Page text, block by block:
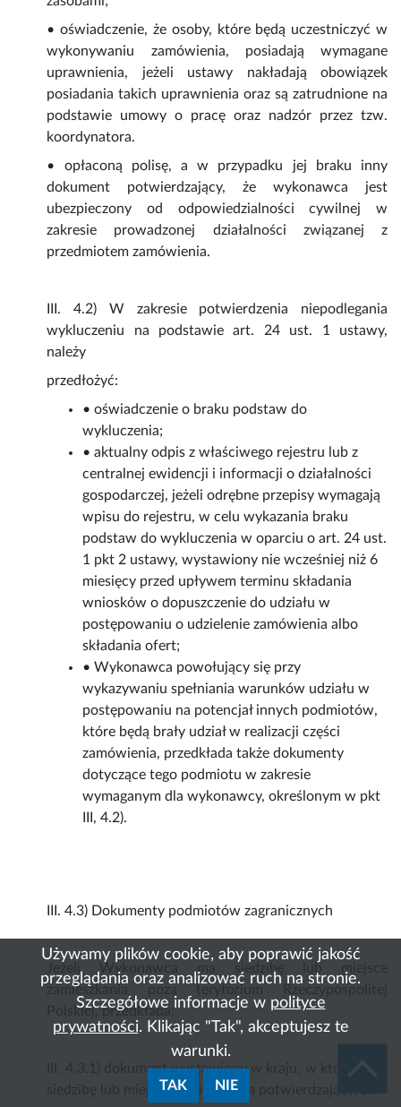
Używamy plików cookie, aby poprawić jakość
przeglądania oraz analizować ruch na stronie.
Szczegółowe informacje w polityce
prywatności. Klikając "Tak", akceptujesz te
warunki.
TAK NIE
• oświadczenie, że osoby, które będą uczestniczyć w
wykonywaniu zamówienia, posiadają wymagane
uprawnienia, jeżeli ustawy nakładają obowiązek
posiadania takich uprawnienia oraz są zatrudnione na
podstawie umowy o pracę oraz nadzór przez tzw.
koordynatora.
• opłaconą polisę, a w przypadku jej braku inny
dokument potwierdzający, że wykonawca jest
ubezpieczony od odpowiedzialności cywilnej w
zakresie prowadzonej działalności związanej z
przedmiotem zamówienia.
III. 4.2) W zakresie potwierdzenia niepodlegania
wykluczeniu na podstawie art. 24 ust. 1 ustawy,
należy
przedłożyć:
• oświadczenie o braku podstaw do
wykluczenia;
• aktualny odpis z właściwego rejestru lub z
centralnej ewidencji i informacji o działalności
gospodarczej, jeżeli odrębne przepisy wymagają
wpisu do rejestru, w celu wykazania braku
podstaw do wykluczenia w oparciu o art. 24 ust.
1 pkt 2 ustawy, wystawiony nie wcześniej niż 6
miesięcy przed upływem terminu składania
wniosków o dopuszczenie do udziału w
postępowaniu o udzielenie zamówienia albo
składania ofert;
• Wykonawca powołujący się przy
wykazywaniu spełniania warunków udziału w
postępowaniu na potencjał innych podmiotów,
które będą brały udział w realizacji części
zamówienia, przedkłada także dokumenty
dotyczące tego podmiotu w zakresie
wymaganym dla wykonawcy, określonym w pkt
III, 4.2).
III. 4.3) Dokumenty podmiotów zagranicznych
Jeżeli Wykonawca ma siedzibę lub miejsce
zamieszkania poza terytorium Rzeczypospolitej
Polskiej, przedkłada:
III. 4.3.1) dokument wystawiony w kraju, w którym ma
siedzibę lub miejsce zamieszkania potwierdzający, że: